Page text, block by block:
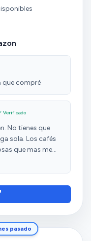
que compré
Verificado
No tienes que
sola. Los cafés
que mas me
pasado